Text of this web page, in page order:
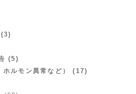
(5)
ホルモン異常など） (17)